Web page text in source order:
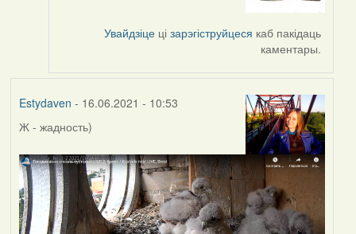
EstydavenУвайдзіце цізарэгіструйцеся каб пакідаць
каментары.
Estydaven - 16.06.2021 - 10:53
Ж - жадность)